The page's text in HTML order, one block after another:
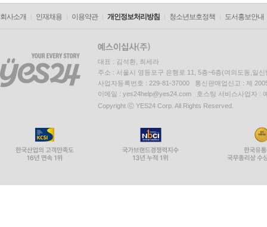
회사소개 인재채용 이용약관 개인정보처리방침 청소년보호정책 도서홍보안내
대표 : 김석환, 최세라
주소 : 서울시 영등포구 은행로 11, 5층~6층(여의도동,일신
사업자등록번호 : 229-81-37000 통신판매업신고 : 제
이메일 : yes24help@yes24.com 호스팅 서비스사업자 :
Copyright ⓒ YES24 Corp. All Rights Reserved.